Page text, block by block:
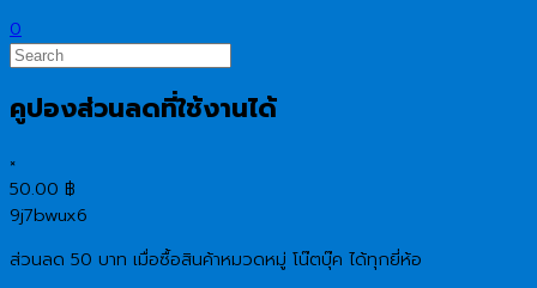
0
คูปองส่วนลดที่ใช้งานได้
×
50.00 ฿
9j7bwux6
ส่วนลด 50 บาท เมื่อซื้อสินค้าหมวดหมู่ โน๊ตบุ๊ค ได้ทุกยี่ห้อ